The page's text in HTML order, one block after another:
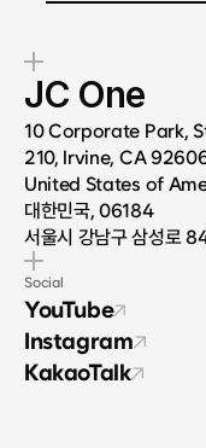
JC One
10 Corporate Park,
210, Irvine, CA
United States of
대한민국, 06184
서울시 강남구 삼성로
Social
YouTube
Instagram
KakaoTalk